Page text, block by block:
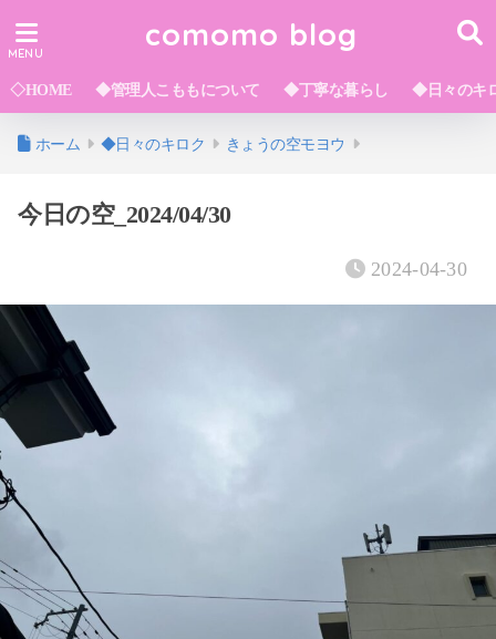
comomo blog
◇HOME ◆管理人こももについて ◆丁寧な暮らし ◆日々のキ
ホーム ◆日々のキロク きょうの空モヨウ
今日の空_2024/04/30
2024-04-30